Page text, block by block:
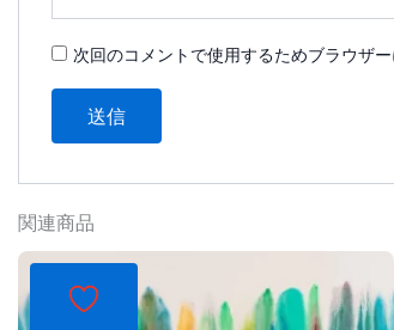
次回のコメントで使用するためブラウザ
関連商品